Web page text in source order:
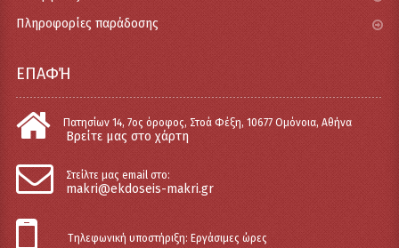
Πληροφορίες παράδοσης
ΕΠΑΦΉ
Πατησίων 14, 7ος όροφος, Στοά Φέξη, 10677 Ομόνοια, Αθήνα
Βρείτε μας στο χάρτη
Στείλτε μας email στο:
makri@ekdoseis-makri.gr
Tηλεφωνική υποστήριξη: Εργάσιμες ώρες